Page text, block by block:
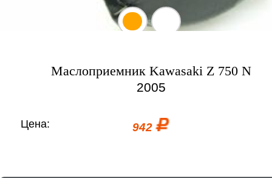
Маслоприемник Kawasaki Z 750 N
2005
Цена: 942